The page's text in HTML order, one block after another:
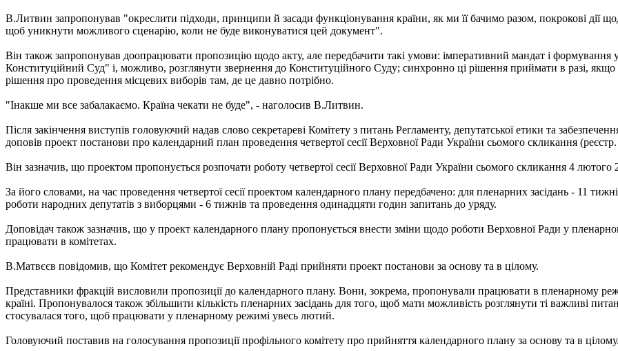
В.Литвин запропонував "окреслити підходи, принципи й засади функціонування країни, як ми її бачимо разом, покрокові дії
щоб уникнути можливого сценарію, коли не буде виконуватися цей документ".
Він також запропонував доопрацювати пропозицію щодо акту, але передбачити такі умови: імперативний мандат і
Конституційний Суд" і, можливо, розглянути звернення до Конституційного Суду; синхронно ці рішення приймати в разі,
рішення про проведення місцевих виборів там, де це давно потрібно.
"Інакше ми все забалакаємо. Країна чекати не буде", - наголосив В.Литвин.
Після закінчення виступів головуючий надав слово секретареві Комітету з питань Регламенту, депутатської етики та
доповів проект постанови про календарний план проведення четвертої сесії Верховної Ради України сьомого скликання
Він зазначив, що проектом пропонується розпочати роботу четвертої сесії Верховної Ради України сьомого скликання 4
За його словами, на час проведення четвертої сесії проектом календарного плану передбачено: для пленарних засідань - 11
роботи народних депутатів з виборцями - 6 тижнів та проведення одинадцяти годин запитань до уряду.
Доповідач також зазначив, що у проект календарного плану пропонується внести зміни щодо роботи Верховної Ради у
працювати в комітетах.
В.Матвєєв повідомив, що Комітет рекомендує Верховній Раді прийняти проект постанови за основу та в цілому.
Представники фракцій висловили пропозиції до календарного плану. Вони, зокрема, пропонували працювати в пленарному
країні. Пропонувалося також збільшити кількість пленарних засідань для того, щоб мати можливість розглянути ті важливі
стосувалася того, щоб працювати у пленарному режимі увесь лютий.
Головуючий поставив на голосування пропозиції профільного комітету про прийняття календарного плану за основу та в